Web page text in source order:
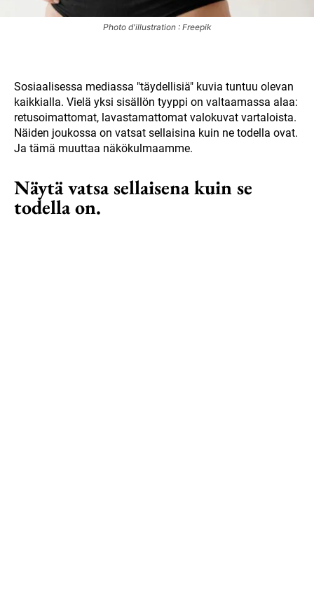
Photo d'illustration : Freepik
Sosiaalisessa mediassa "täydellisiä" kuvia tuntuu olevan
kaikkialla. Vielä yksi sisällön tyyppi on valtaamassa alaa:
retusoimattomat, lavastamattomat valokuvat vartaloista.
Näiden joukossa on vatsat sellaisina kuin ne todella ovat.
Ja tämä muuttaa näkökulmaamme.
Näytä vatsa sellaisena kuin se
todella on.